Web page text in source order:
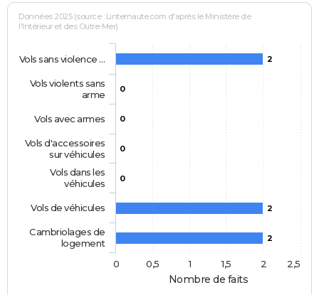
Nombre de faits
Données 2025 (source : Linternaute.com d'après le Ministère de
l'Intérieur et des Outre-Mer)
2
0
0
0
0
2
2
Vols sans violence …
Vols violents sans
arme
Vols avec armes
Vols d'accessoires
sur véhicules
Vols dans les
véhicules
Vols de véhicules
Cambriolages de
logement
0
0,5 1 1,5 2 2,5